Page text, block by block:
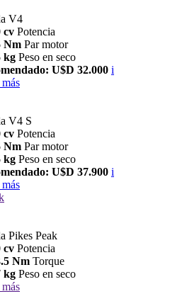
V4
cv Potencia
Nm Par motor
kg Peso en seco
U$D 32.000 i
V4 S
cv Potencia
Nm Par motor
kg Peso en seco
U$D 37.900 i
Pikes Peak
cv Potencia
Nm Torque
kg Peso en seco